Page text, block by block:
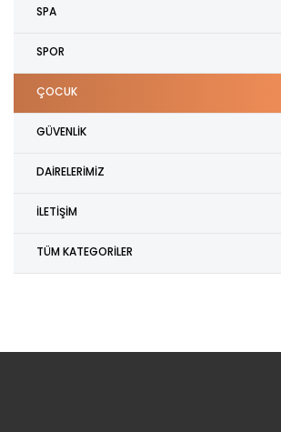
SPA
SPOR
ÇOCUK
GÜVENLİK
DAİRELERİMİZ
İLETİŞİM
TÜM KATEGORİLER